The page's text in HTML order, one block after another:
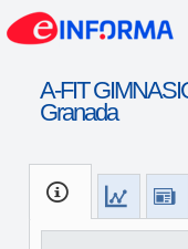
A-FIT
Granada